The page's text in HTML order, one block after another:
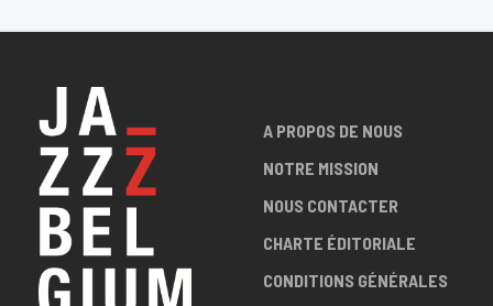
A PROPOS DE NOUS
NOTRE MISSION
NOUS CONTACTER
CHARTE ÉDITORIALE
CONDITIONS GÉNÉRALES